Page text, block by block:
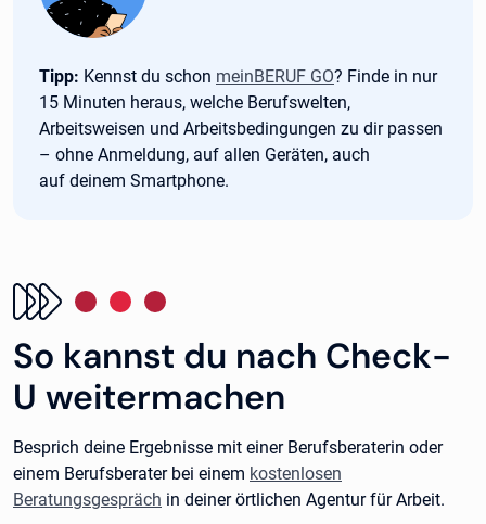
Tipp:
Tipp: Kennst du schon meinBERUF GO? Finde in nur
15 Minuten heraus, welche Berufswelten,
Arbeitsweisen und Arbeitsbedingungen zu dir passen
– ohne Anmeldung, auf allen Geräten, auch
auf deinem Smartphone.
So kannst du nach Check-
U weitermachen
Besprich deine Ergebnisse mit einer Berufsberaterin oder
einem Berufsberater bei einem kostenlosen
Beratungsgespräch in deiner örtlichen Agentur für Arbeit.